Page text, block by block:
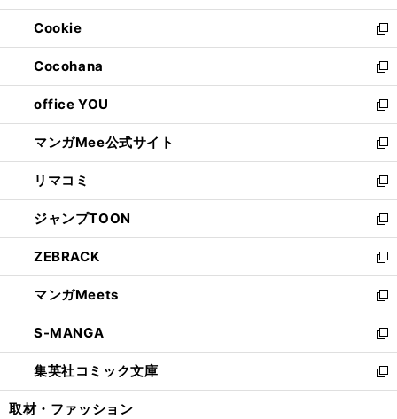
開
く
ウ
で
開
く
ン
ド
ウ
で
開
く
ウ
ィ
ン
ド
ウ
で
開
く
Cookie
新
し
い
ウ
ィ
ン
ド
ウ
で
開
く
Cocohana
新
し
い
ウ
ィ
ン
ド
ウ
で
開
く
office YOU
新
し
い
ウ
ィ
ン
ド
ウ
で
開
く
マンガMee公式サイト
新
し
い
ウ
ィ
ン
ド
ウ
で
開
く
リマコミ
新
し
い
ウ
ィ
ン
ド
ウ
で
開
く
ジャンプTOON
新
し
い
ウ
ィ
ン
ド
ウ
で
開
ZEBRACK
新
し
い
ウ
ィ
ン
ド
ウ
マンガMeets
新
し
い
ウ
ィ
ン
S-MANGA
新
し
い
ウ
集英社コミック文庫
新
し
取材・ファッション